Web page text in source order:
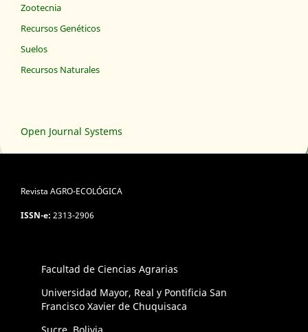
Zootecnia
Recursos Genéticos
Suelos
Recursos Naturales
Open Journal Systems
Revista AGRO-ECOLÓGICA
ISSN-e: 2313-2906
Facultad de Ciencias Agrarias
Universidad Mayor, Real y Pontificia San
Francisco Xavier de Chuquisaca